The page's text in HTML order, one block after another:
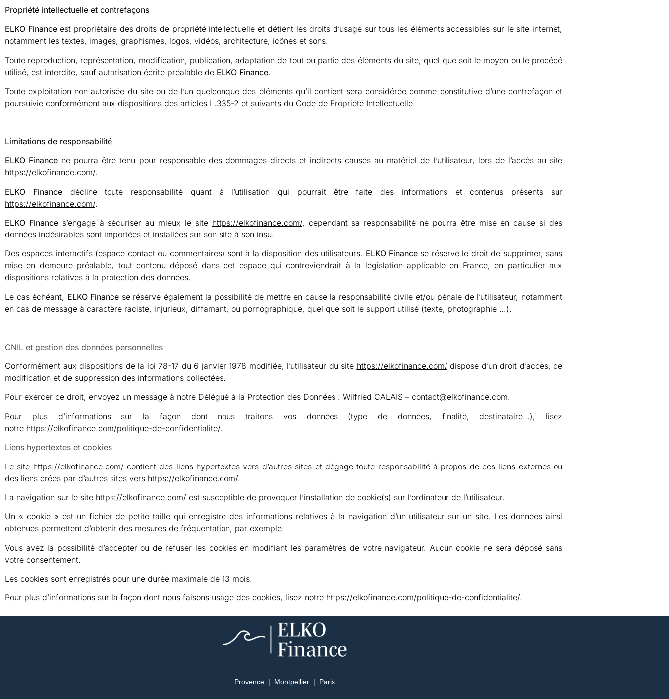
Propriété intellectuelle et contrefaçons
ELKO Financeest propriétaire des droits de propriété intellectuelle et détient les droits d’usage sur tous les éléments accessibles sur le site internet,
notamment les textes, images, graphismes, logos, vidéos, architecture, icônes et sons.
Toute reproduction, représentation, modification, publication, adaptation de tout ou partie des éléments du site, quel que soit le moyen ou le procédé
utilisé, est interdite, sauf autorisation écrite préalable de ELKO Finance.
Toute exploitation non autorisée du site ou de l’un quelconque des éléments qu’il contient sera considérée comme constitutive d’une contrefaçon et
poursuivie conformément aux dispositions des articles L.335-2 et suivants du Code de Propriété Intellectuelle.
Limitations de responsabilité
ELKO Finance ne pourra être tenu pour responsable des dommages directs et indirects causés au matériel de l’utilisateur, lors de l’accès au site
https://elkofinance.com/.
ELKO Financedécline toute responsabilité quant à l’utilisation qui pourrait être faite des informations et contenus présents sur
https://elkofinance.com/.
ELKO Finances’engage à sécuriser au mieux le site https://elkofinance.com/, cependant sa responsabilité ne pourra être mise en cause si des
données indésirables sont importées et installées sur son site à son insu.
Des espaces interactifs (espace contact ou commentaires) sont à la disposition des utilisateurs. ELKO Finance se réserve le droit de supprimer, sans
mise en demeure préalable, tout contenu déposé dans cet espace qui contreviendrait à la législation applicable en France, en particulier aux
dispositions relatives à la protection des données.
Le cas échéant, ELKO Finance se réserve également la possibilité de mettre en cause la responsabilité civile et/ou pénale de l’utilisateur, notamment
en cas de message à caractère raciste, injurieux, diffamant, ou pornographique, quel que soit le support utilisé (texte, photographie …).
CNIL et gestion des données personnelles
Conformément aux dispositions de la loi 78-17 du 6 janvier 1978 modifiée, l’utilisateur du site https://elkofinance.com/ dispose d’un droit d’accès, de
modification et de suppression des informations collectées.
Pour exercer ce droit, envoyez un message à notre Délégué à la Protection des Données : Wilfried CALAIS – contact@elkofinance.com.
Pour plus d’informations sur la façon dont nous traitons vos données (type de données, finalité, destinataire…), lisez
notre https://elkofinance.com/politique-de-confidentialite/.
Liens hypertextes et cookies
Le site https://elkofinance.com/ contient des liens hypertextes vers d’autres sites et dégage toute responsabilité à propos de ces liens externes ou
des liens créés par d’autres sites vers https://elkofinance.com/.
La navigation sur le site https://elkofinance.com/ est susceptible de provoquer l’installation de cookie(s) sur l’ordinateur de l’utilisateur.
Un « cookie » est un fichier de petite taille qui enregistre des informations relatives à la navigation d’un utilisateur sur un site. Les données ainsi
obtenues permettent d’obtenir des mesures de fréquentation, par exemple.
Vous avez la possibilité d’accepter ou de refuser les cookies en modifiant les paramètres de votre navigateur. Aucun cookie ne sera déposé sans
votre consentement.
Les cookies sont enregistrés pour une durée maximale de 13 mois.
Pour plus d’informations sur la façon dont nous faisons usage des cookies, lisez notre https://elkofinance.com/politique-de-confidentialite/.
Provence | Montpellier | Paris